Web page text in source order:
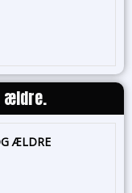
ældre.
ÆLDRE